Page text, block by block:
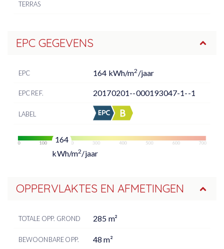
TERRAS
EPC GEGEVENS
EPC 164 kWh/m2 /jaar
EPC REF. 20170201--000193047-1--1
LABEL
164
kWh/m2/jaar
OPPERVLAKTES EN AFMETINGEN
TOTALE OPP. GROND 285 m²
BEWOONBARE OPP. 48 m²